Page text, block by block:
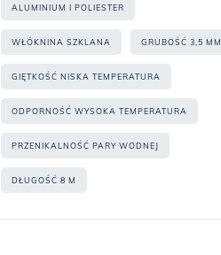
ALUMINIUM I POLIESTER
WŁÓKNINA SZKLANA GRUBOŚĆ 3,5 MM
GIĘTKOŚĆ NISKA TEMPERATURA
ODPORNOŚĆ WYSOKA TEMPERATURA
PRZENIKALNOŚĆ PARY WODNEJ
DŁUGOŚĆ 8 M